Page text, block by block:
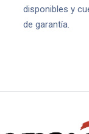
disponibles y
de garantía.